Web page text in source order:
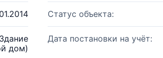
Статус объекта:
дом)
Дата постановки на учёт: